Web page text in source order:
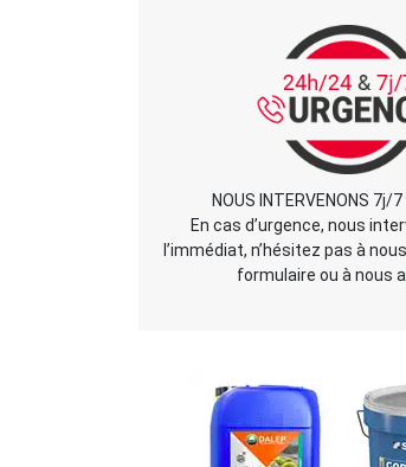
NOUS INTERVENONS 7j/
En cas d’urgence, nous
l’immédiat, n’hésitez pas à
formulaire ou à nous